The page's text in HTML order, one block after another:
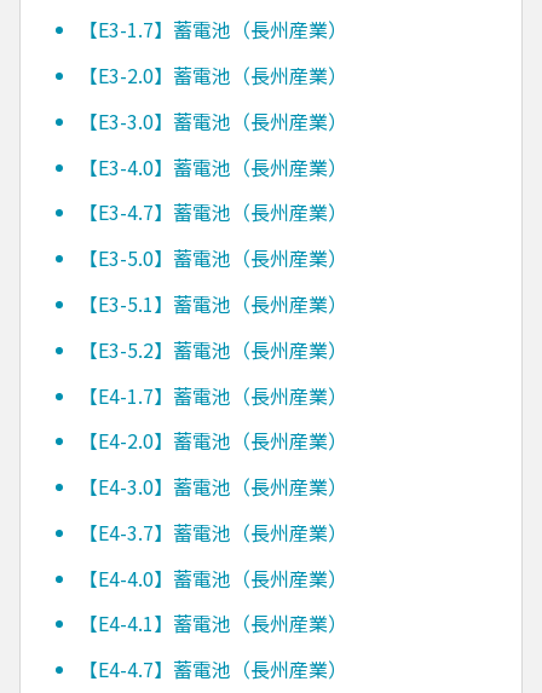
【E3-1.7】蓄電池（長州産業）
【E3-2.0】蓄電池（長州産業）
【E3-3.0】蓄電池（長州産業）
【E3-4.0】蓄電池（長州産業）
【E3-4.7】蓄電池（長州産業）
【E3-5.0】蓄電池（長州産業）
【E3-5.1】蓄電池（長州産業）
【E3-5.2】蓄電池（長州産業）
【E4-1.7】蓄電池（長州産業）
【E4-2.0】蓄電池（長州産業）
【E4-3.0】蓄電池（長州産業）
【E4-3.7】蓄電池（長州産業）
【E4-4.0】蓄電池（長州産業）
【E4-4.1】蓄電池（長州産業）
【E4-4.7】蓄電池（長州産業）